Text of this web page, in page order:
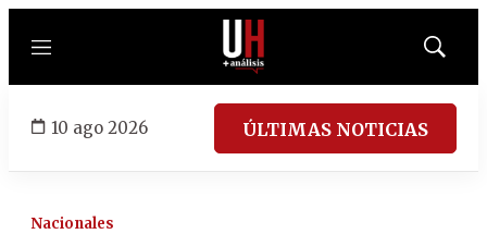
Menú
Mostrar
10 ago 2026 ÚLTIMAS NOTICIAS
Nacionales